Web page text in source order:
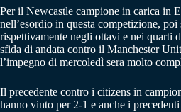
Per il Newcastle campione in carica in
nell’esordio in questa competizione,
rispettivamente negli ottavi e nei quarti
sfida di andata contro il Manchester
l’impegno di mercoledì sera molto
Il precedente contro i citizens in
hanno vinto per 2-1 e anche i